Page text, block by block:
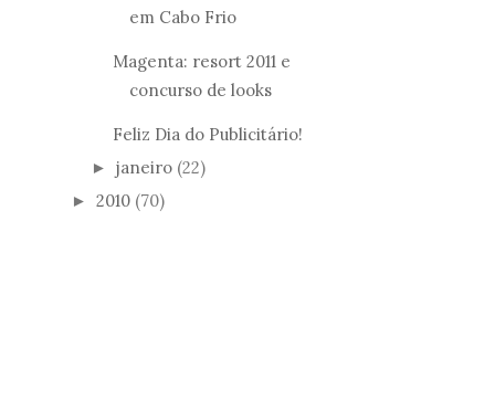
em Cabo Frio
Magenta: resort 2011 e
concurso de looks
Feliz Dia do Publicitário!
► janeiro (22)
► 2010 (70)